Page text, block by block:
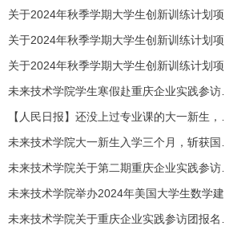
关于2024年秋季学期大学生创新训练计划项
各专业学院宣讲通知（三）
关于2024年秋季学期大学生创新训练计划项
各专业学院宣讲通知（二）
关于2024年秋季学期大学生创新训练计划项
各专业学院宣讲通知（一）
未来技术学院学生寒假赴重庆企业实践参访活
动纪实
【人民日报】还没上过专业课的大一新生，拿
下大奖！自学笔记足足40页
未来技术学院大一新生入学三个月，斩获国赛
一等奖！
未来技术学院关于第二期重庆企业实践参访团
报名的通知
未来技术学院举办2024年美国大学生数学建
竞赛赛前培训讲座
未来技术学院关于重庆企业实践参访团报名的